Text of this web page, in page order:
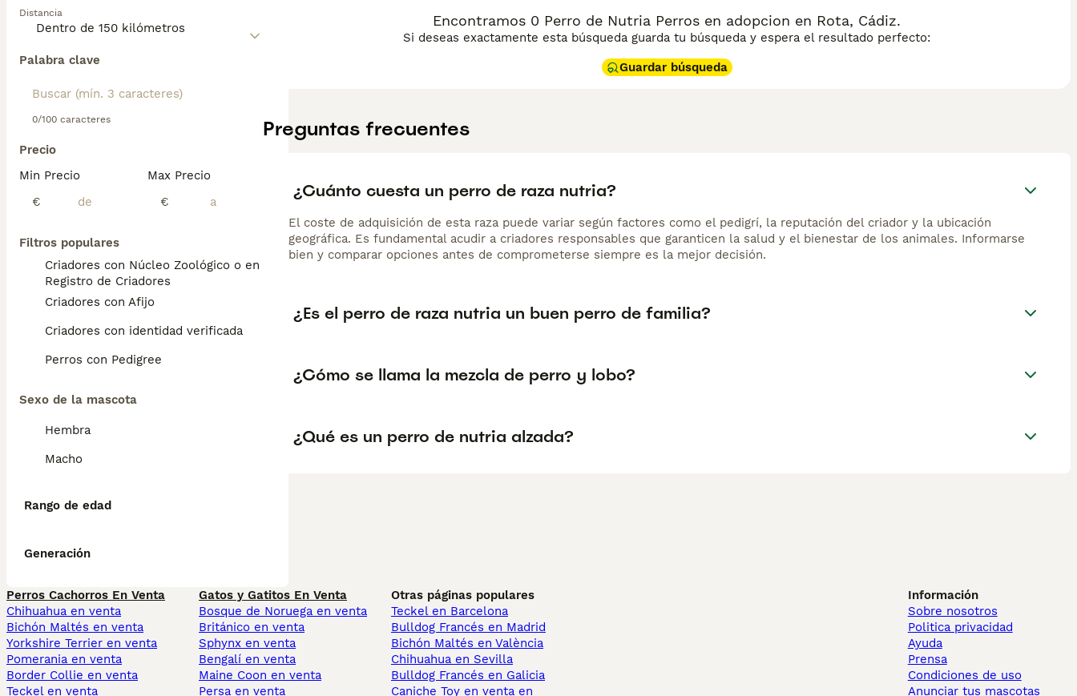
Distancia
Palabra clave
0/100 caracteres
Precio
Min Precio
€
Max Precio
€
Filtros populares
Criadores con Núcleo Zoológico o en el
Registro de Criadores
Criadores con Afijo
Criadores con identidad verificada
Perros con Pedigree
Sexo de la mascota
Hembra
Macho
Rango de edad
Generación
Encontramos 0 Perro de Nutria Perros en adopcion en Rota, Cádiz.
Si deseas exactamente esta búsqueda guarda tu búsqueda y espera el resultado perfecto:
Guardar búsqueda
Preguntas frecuentes
¿Cuánto cuesta un perro de raza nutria?
El coste de adquisición de esta raza puede variar según factores como el pedigrí, la reputación del criador y la ubicación
geográfica. Es fundamental acudir a criadores responsables que garanticen la salud y el bienestar de los animales. Informarse
bien y comparar opciones antes de comprometerse siempre es la mejor decisión.
¿Es el perro de raza nutria un buen perro de familia?
¿Cómo se llama la mezcla de perro y lobo?
¿Qué es un perro de nutria alzada?
Perros Cachorros En Venta
Chihuahua en venta
Bichón Maltés en venta
Yorkshire Terrier en venta
Pomerania en venta
Border Collie en venta
Teckel en venta
Gatos y Gatitos En Venta
Bosque de Noruega en venta
Británico en venta
Sphynx en venta
Bengalí en venta
Maine Coon en venta
Persa en venta
Otras páginas populares
Teckel en Barcelona
Bulldog Francés en Madrid
Bichón Maltés en València
Chihuahua en Sevilla
Bulldog Francés en Galicia
Caniche Toy en venta en
Información
Sobre nosotros
Politica privacidad
Ayuda
Prensa
Condiciones de uso
Anunciar tus mascotas